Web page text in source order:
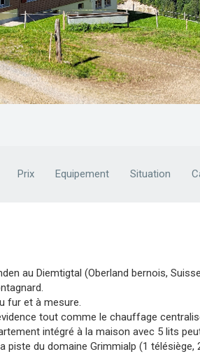
Prix Equipement Situation
au Diemtigtal (Oberland bernois,
fur et à mesure.
tout comme le chauffage
intégré à la maison avec 5 lits
du domaine Grimmialp (1 télésiège,